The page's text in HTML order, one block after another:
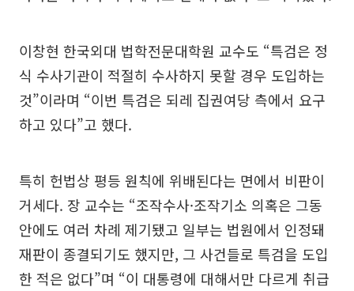
이창현 한국외대 법학전문대학원 교수도 “특검은 정
식 수사기관이 적절히 수사하지 못할 경우 도입하는
것”이라며 “이번 특검은 되레 집권여당 측에서 요구
하고 있다”고 했다.
특히 헌법상 평등 원칙에 위배된다는 면에서 비판이
거세다. 장 교수는 “조작수사·조작기소 의혹은 그동
안에도 여러 차례 제기됐고 일부는 법원에서 인정돼
재판이 종결되기도 했지만, 그 사건들로 특검을 도입
한 적은 없다”며 “이 대통령에 대해서만 다르게 취급